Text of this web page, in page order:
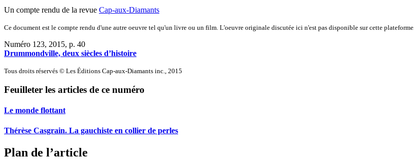
Un compte rendu de la revue Cap-aux-Diamants
Ce document est le compte rendu d'une autre oeuvre tel qu'un livre ou un film. L'oeuvre originale discutée ici n'est pas disponible sur cette plateforme.
Numéro 123, 2015, p. 40
Drummondville, deux siècles d’histoire
Tous droits réservés © Les Éditions Cap-aux-Diamants inc., 2015
Feuilleter les articles de ce numéro
Le monde flottant
Thérèse Casgrain. La gauchiste en collier de perles
Plan de l’article